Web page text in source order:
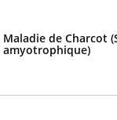
Maladie de Charcot
amyotrophique)